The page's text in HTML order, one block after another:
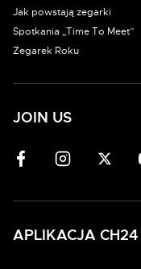
Jak powstają zegarki
Spotkania „Time To Meet”
Zegarek Roku
JOIN US
APLIKACJA CH24